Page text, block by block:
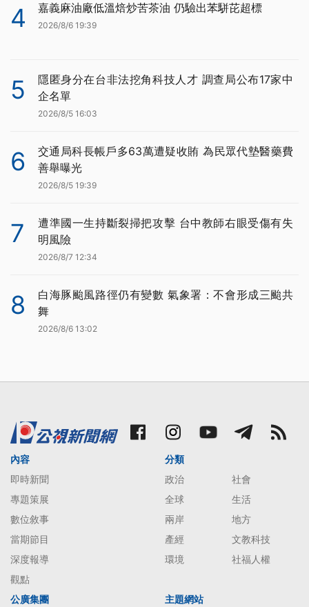
4 嘉義麻油廠低溫焙炒苦茶油 仍驗出苯駢芘超標
2026/8/6 19:39
5
隱匿身分在台非法挖角科技人才 調查局公布17家中
企名單
2026/8/5 16:03
6
交通局科長帳戶多63萬遭疑收賄 為民眾代墊醫藥費
善舉曝光
2026/8/5 19:39
7
遭準國一生持斷裂掃把攻擊 台中教師右眼受傷有失
明風險
2026/8/7 12:34
8
白海豚颱風路徑仍有變數 氣象署：不會形成三颱共
舞
2026/8/6 13:02
內容
即時新聞
專題策展
數位敘事
當期節目
深度報導
觀點
分類
政治
社會
全球
生活
兩岸
地方
產經
文教科技
環境
社福人權
公廣集團 主題網站